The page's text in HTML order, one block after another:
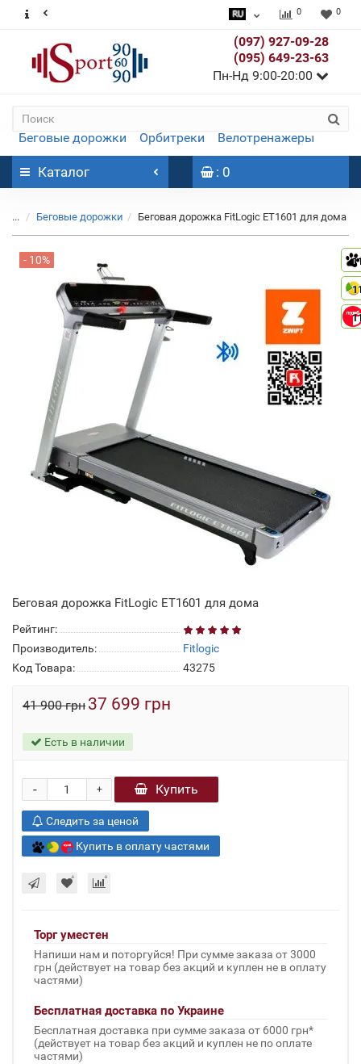
0 0
(097) 927-09-28
(095) 649-23-63
Пн-Нд 9:00-20:00
Беговые дорожки Орбитреки Велотренажеры
Каталог : 0
... Беговые дорожки Беговая дорожка FitLogic ET1601 для дома
- 10%
Беговая дорожка FitLogic ET1601 для дома
Рейтинг:
Производитель:
Fitlogic
Код Товара:
43275
41 900 грн 37 699 грн
Есть в наличии
+
- Купить
Следить за ценой
Купить в оплату частями
Торг уместен
Напиши нам и поторгуйся! При сумме заказа от 3000
грн (действует на товар без акций и куплен не в оплату
частями)
Бесплатная доставка по Украине
Бесплатная доставка при сумме заказа от 6000 грн*
(действует на товар без акций и куплен не по оплате
частями)